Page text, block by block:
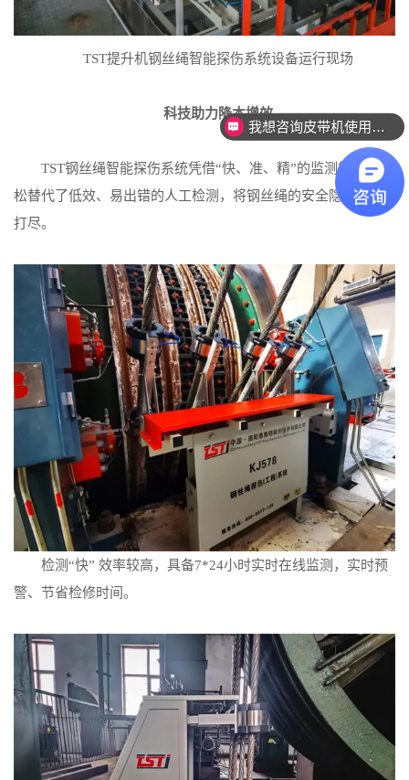
TST提升机钢丝绳智能探伤系统设备运行现场
科技助力降本增效
TST钢丝绳智能探伤系统凭借“快、准、精”的监测能力，轻
松替代了低效、易出错的人工检测，将钢丝绳的安全隐患一网
打尽。
检测“快” 效率较高，具备7*24小时实时在线监测，实时预
警、节省检修时间。
我想咨询皮带机使用的探伤设备。